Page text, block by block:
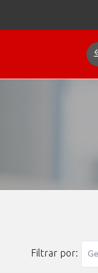
Filtrar por: